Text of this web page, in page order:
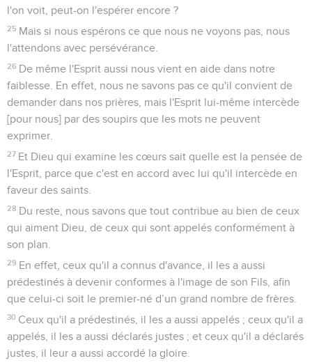
l'on voit, peut-on l'espérer encore ?
25 Mais si nous espérons ce que nous ne voyons pas, nous
l'attendons avec persévérance.
26 De même l'Esprit aussi nous vient en aide dans notre
faiblesse. En effet, nous ne savons pas ce qu'il convient de
demander dans nos prières, mais l'Esprit lui-même intercède
[pour nous] par des soupirs que les mots ne peuvent
exprimer.
27 Et Dieu qui examine les cœurs sait quelle est la pensée de
l'Esprit, parce que c'est en accord avec lui qu'il intercède en
faveur des saints.
28 Du reste, nous savons que tout contribue au bien de ceux
qui aiment Dieu, de ceux qui sont appelés conformément à
son plan.
29 En effet, ceux qu'il a connus d'avance, il les a aussi
prédestinés à devenir conformes à l'image de son Fils, afin
que celui-ci soit le premier-né d’un grand nombre de frères.
30 Ceux qu'il a prédestinés, il les a aussi appelés ; ceux qu'il a
appelés, il les a aussi déclarés justes ; et ceux qu'il a déclarés
justes, il leur a aussi accordé la gloire.